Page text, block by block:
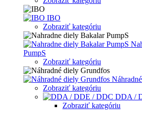
IBO
Zobraziť kategóriu
PumpS
Zobraziť kategóriu
Zobraziť kategóriu
DDA /
Zobraziť kategóriu